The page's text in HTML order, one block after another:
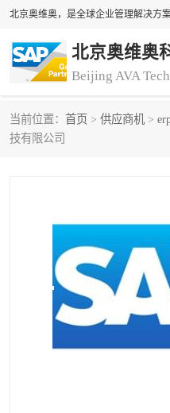
北京奥维奥
Beijing AVA
当前位置： 首页 > 供应商机 >
技有限公司
sap系统
码上用条码管理
工厂ERP软件
工厂ERP系统